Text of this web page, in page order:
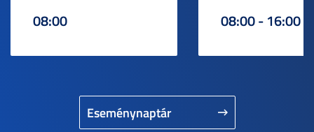
Eseménynaptár
08:00 08:00 - 16:00